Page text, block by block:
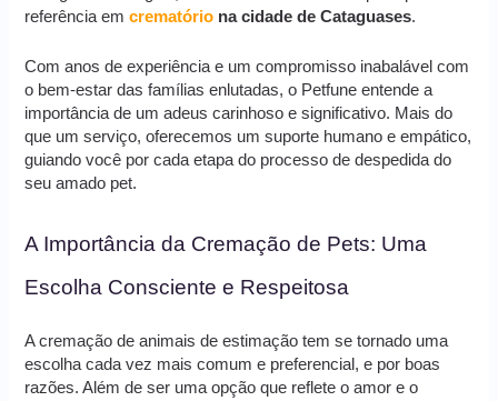
referência emcrematório na cidade de Cataguases.
Com anos de experiência e um compromisso inabalável com
o bem-estar das famílias enlutadas, o Petfune entende a
importância de um adeus carinhoso e significativo. Mais do
que um serviço, oferecemos um suporte humano e empático,
guiando você por cada etapa do processo de despedida do
seu amado pet.
A Importância da Cremação de Pets: Uma
Escolha Consciente e Respeitosa
A cremação de animais de estimação tem se tornado uma
escolha cada vez mais comum e preferencial, e por boas
razões. Além de ser uma opção que reflete o amor e o